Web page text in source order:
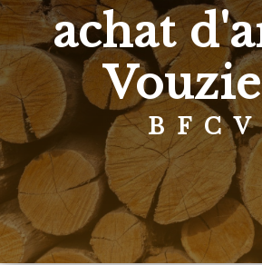
achat
BFCV